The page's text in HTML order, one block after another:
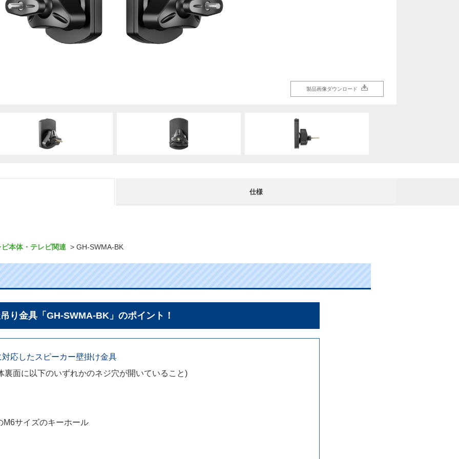
製品画像ダウンロード
製品画像ダウンロード
製品画像ダウンロード
製品画像ダウンロード
仕様
ビ本体・テレビ関連 GH-SWMA-BK
り金具 「GH-SWMA-BK」のポイント！
応したスピーカー壁掛け金具
裏面に以下のいずれかのネジ穴が開いていること)
M6サイズのキーホール